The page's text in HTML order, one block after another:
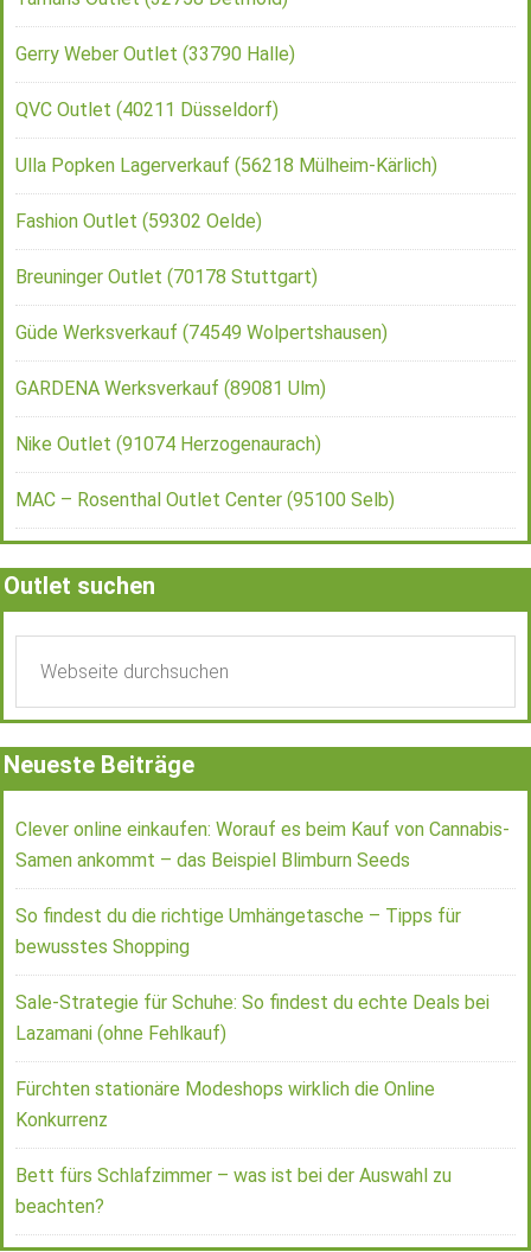
Gerry Weber Outlet (33790 Halle)
QVC Outlet (40211 Düsseldorf)
Ulla Popken Lagerverkauf (56218 Mülheim-Kärlich)
Fashion Outlet (59302 Oelde)
Breuninger Outlet (70178 Stuttgart)
Güde Werksverkauf (74549 Wolpertshausen)
GARDENA Werksverkauf (89081 Ulm)
Nike Outlet (91074 Herzogenaurach)
MAC – Rosenthal Outlet Center (95100 Selb)
Outlet suchen
Neueste Beiträge
Clever online einkaufen: Worauf es beim Kauf von Cannabis-
Samen ankommt – das Beispiel Blimburn Seeds
So findest du die richtige Umhängetasche – Tipps für
bewusstes Shopping
Sale-Strategie für Schuhe: So findest du echte Deals bei
Lazamani (ohne Fehlkauf)
Fürchten stationäre Modeshops wirklich die Online
Konkurrenz
Bett fürs Schlafzimmer – was ist bei der Auswahl zu
beachten?